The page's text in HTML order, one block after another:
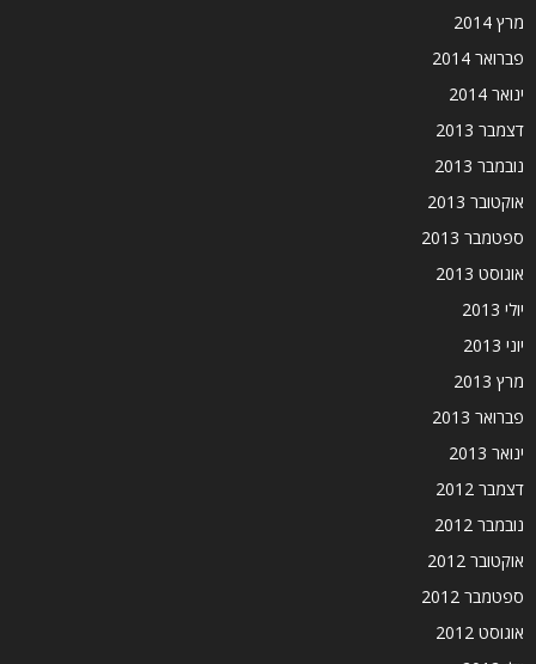
מרץ 2014
פברואר 2014
ינואר 2014
דצמבר 2013
נובמבר 2013
אוקטובר 2013
ספטמבר 2013
אוגוסט 2013
יולי 2013
יוני 2013
מרץ 2013
פברואר 2013
ינואר 2013
דצמבר 2012
נובמבר 2012
אוקטובר 2012
ספטמבר 2012
אוגוסט 2012